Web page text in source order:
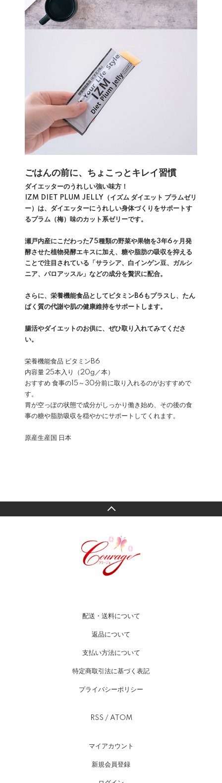
ごはんの前に、ちょこっとキレイ習慣
ダイエッターのうれしい強い味方！
IZM DIET PLUM JELLY（イズム ダイエット プラムゼリ
ー）は、ダイエッターにうれしい身体づくりをサポートす
るプラム（梅）味のカット系ゼリーです。
瀬戸内産にこだわった75種類の野菜や果物を3年6ヶ月発
酵させた植物発酵エキスに加え、糖や脂肪の吸収を抑える
ことで注目されている「サラシア、白インゲン豆、ガルシ
ニア、パロアッスル」などの成分を贅沢に配合。
さらに、栄養機能食品としてビタミンB6もプラスし、たん
ぱく質の代謝や肌の健康維持をサポートします。
腸活やダイエットのお供に、ぜひ取り入れてみてくださ
い。
栄養機能食品 ビタミンB6
内容量 25本入り（20g／本）
おすすめ 食事の15～30分前に取り入れるのがおすすめで
す。
胃が空っぽの状態で成分がしっかり働き始め、その後の食
事の糖や脂肪吸収を穏やかにサポートしてくれます。
原産生産国 日本
配送・送料について
返品について
支払い方法について
特定商取引法に基づく表記
プライバシーポリシー
RSS / ATOM
マイアカウント
新規会員登録